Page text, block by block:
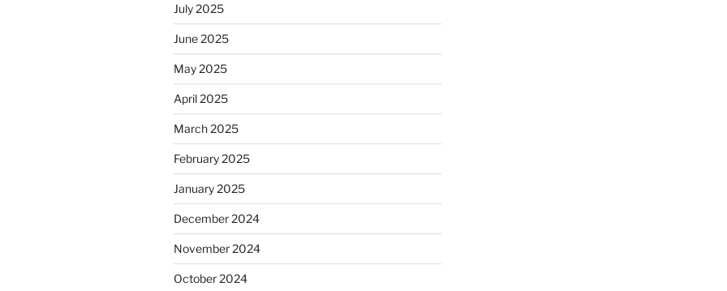
July 2025
June 2025
May 2025
April 2025
March 2025
February 2025
January 2025
December 2024
November 2024
October 2024